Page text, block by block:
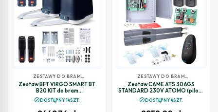
ZESTAWY DO BRAM
SKRZYDŁOWYCH
Zestaw BFT VIRGO SMART BT
B20 KIT do bram
dwuskrzydłowych
check_circleDOSTĘPNY 14SZT.
ZESTAWY DO BRAM
SKRZYDŁOWYCH
Zestaw CAME ATS 30AGS
STANDARD 230V ATOMO (piloty
TOP) do bram skrzydłowych
check_circleDOSTĘPNY 4SZT.